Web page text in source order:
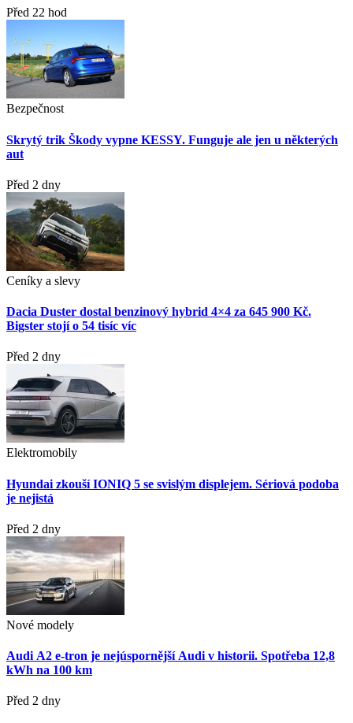
Před 22 hod
Bezpečnost
Skrytý trik Škody vypne KESSY. Funguje ale jen u některých
aut
Před 2 dny
Ceníky a slevy
Dacia Duster dostal benzinový hybrid 4×4 za 645 900 Kč.
Bigster stojí o 54 tisíc víc
Před 2 dny
Elektromobily
Hyundai zkouší IONIQ 5 se svislým displejem. Sériová podoba
je nejistá
Před 2 dny
Nové modely
Audi A2 e-tron je nejúspornější Audi v historii. Spotřeba 12,8
kWh na 100 km
Před 2 dny